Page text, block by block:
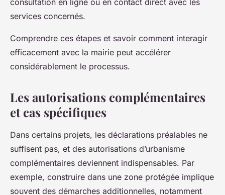
services concernés.
Comprendre ces étapes et savoir comment interagir
efficacement avec la mairie peut accélérer
considérablement le processus.
Les autorisations complémentaires
et cas spécifiques
Dans certains projets, les déclarations préalables ne
suffisent pas, et des autorisations d’urbanisme
complémentaires deviennent indispensables. Par
exemple, construire dans une zone protégée implique
souvent des démarches additionnelles, notamment